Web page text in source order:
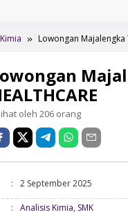
Lowongan Majalengka
oleh 206 orang
: 2 September 2025
: Analisis Kimia, SMKAnalisis